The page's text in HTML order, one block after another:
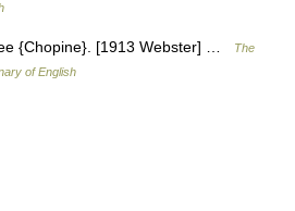
{Chopine}. [1913 Webster] …
The
of English